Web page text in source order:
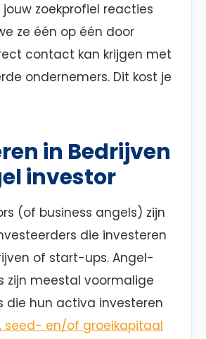
zoekprofiel reacties
ze één op één door
contact kan krijgen met
ondernemers. Dit kost je
in Bedrijven
investor
(of business angels) zijn
die investeren
of start-ups. Angel-
zijn meestal voormalige
die hun activa investeren
seed- en/of groeikapitaal